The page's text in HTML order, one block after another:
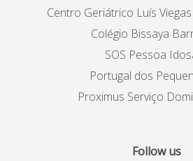
Centro Geriátrico Luís
Colégio Bissaya
SOS Pessoa
Portugal dos
Proximus Serviço
Follow us